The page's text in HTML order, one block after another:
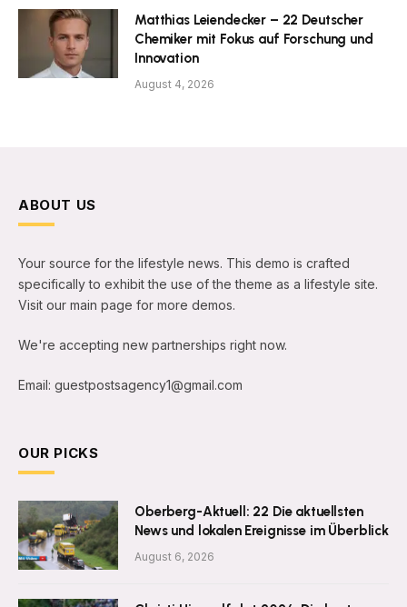
Matthias Leiendecker – 22 Deutscher
Chemiker mit Fokus auf Forschung und
Innovation
August 4, 2026
ABOUT US
Your source for the lifestyle news. This demo is crafted
specifically to exhibit the use of the theme as a lifestyle site.
Visit our main page for more demos.
We're accepting new partnerships right now.
Email: guestpostsagency1@gmail.com
OUR PICKS
Oberberg-Aktuell: 22 Die aktuellsten
News und lokalen Ereignisse im Überblick
August 6, 2026